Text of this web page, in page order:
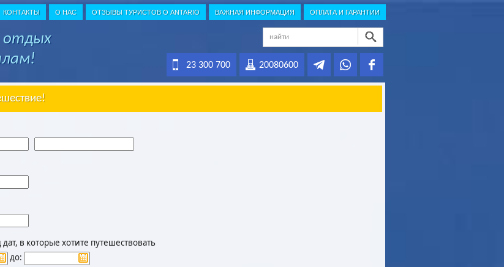
КОНТАКТЫ О НАС ОТЗЫВЫ ТУРИСТОВ О ANTARIO ВАЖНАЯ ИНФОРМАЦИЯ ОПЛАТА И ГАРАНТИИ
отдых
20080600
23 300 700
в которые хотите путешествовать
до: